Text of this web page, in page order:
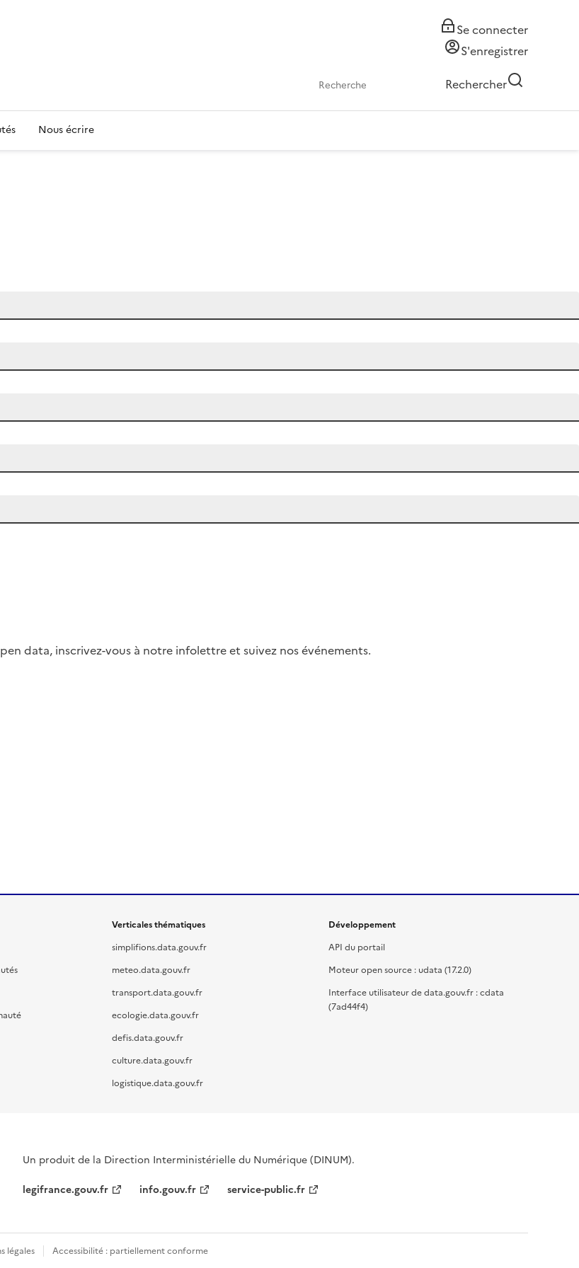
Se connecter
S'enregistrer
Rechercher
Nous écrire
data, inscrivez-vous à notre infolettre et suivez nos événements.
Verticales thématiques
simplifions.data.gouv.fr
meteo.data.gouv.fr
transport.data.gouv.fr
ecologie.data.gouv.fr
defis.data.gouv.fr
culture.data.gouv.fr
logistique.data.gouv.fr
Développement
API du portail
Moteur open source : udata (17.2.0)
Interface utilisateur de data.gouv.fr : cdata
(7ad44f4)
Un produit de la Direction Interministérielle du Numérique (DINUM).
legifrance.gouv.fr
info.gouv.fr service-public.fr
légales Accessibilité : partiellement conforme